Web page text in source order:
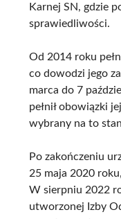
Karnej SN, gdzie
sprawiedliwości.
Od 2014 roku
co dowodzi jego
marca do 7
pełnił obowiązki
wybrany na to
Po zakończeniu
25 maja 2020
W sierpniu 2022
utworzonej Izby